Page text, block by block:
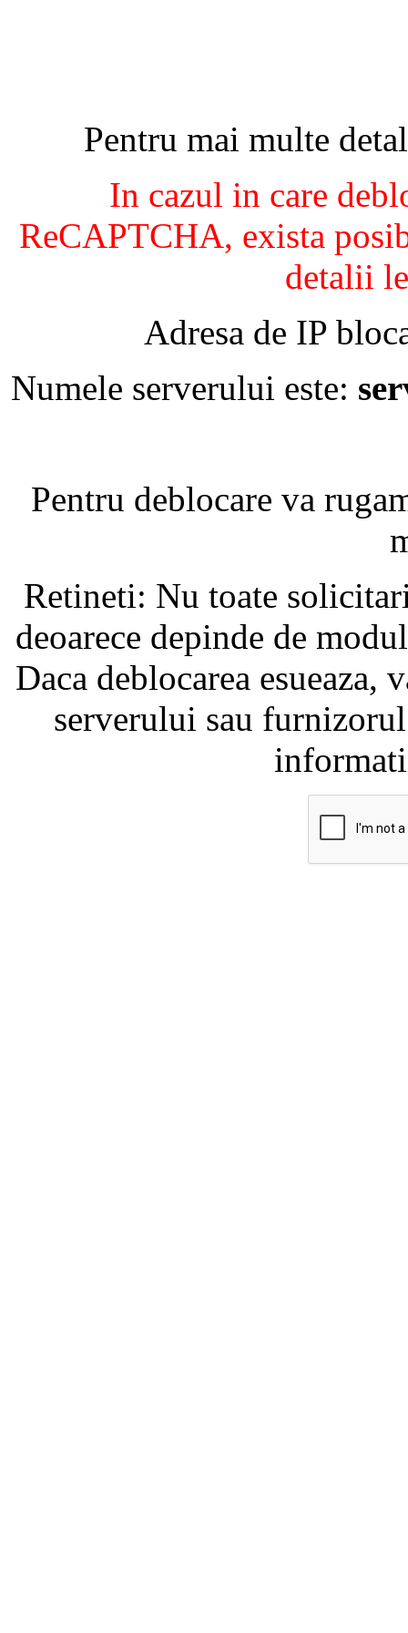
Pentru mai multe
In cazul in care
ReCAPTCHA, exista
detalii
Adresa de IP
Numele serverului este:
Pentru deblocare va
Retineti: Nu toate
deoarece depinde de
Daca deblocarea
serverului sau